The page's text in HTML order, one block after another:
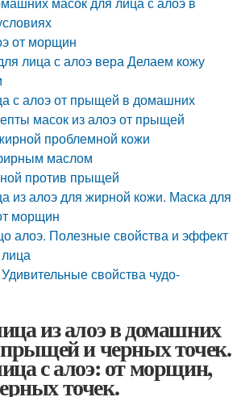
от морщин
лица с алоэ вера Делаем кожу
с алоэ от прыщей в домашних
масок из алоэ от прыщей
проблемной кожи
маслом
против прыщей
из алоэ для жирной кожи. Маска для
морщин
алоэ. Полезные свойства и эффект
свойства чудо-
из алоэ в домашних
прыщей и черных точек.
с алоэ: от морщин,
точек.